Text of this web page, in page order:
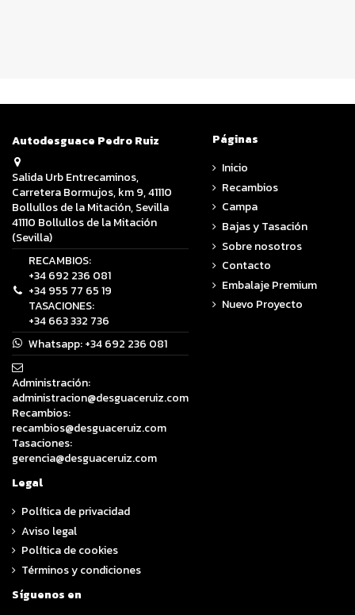
Autodesguace Pedro Ruiz
Salida Urb Entrecaminos,
Carretera Bormujos, km 9, 41110
Bollullos de la Mitación, Sevilla
41110 Bollullos de la Mitación
(Sevilla)
RECAMBIOS:
+34 692 236 081
+34 955 77 65 19
TASACIONES:
+34 663 332 736
Whatsapp:+34 692 236 081
Administración:
administracion@desguaceruiz.com
Recambios:
recambios@desguaceruiz.com
Tasaciones:
gerencia@desguaceruiz.com
Páginas
Inicio
Recambios
Campa
Bajas y Tasación
Sobre nosotros
Contacto
Embalaje Premium
Nuevo Proyecto
Legal
Política de privacidad
Aviso legal
Política de cookies
Términos y condiciones
Síguenos en